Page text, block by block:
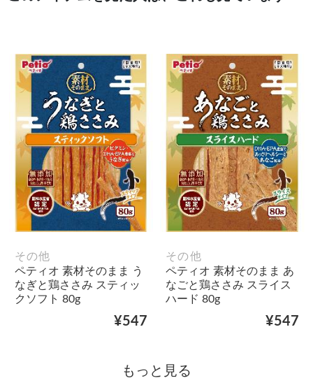
その他
ペティオ 素材そのまま う
なぎと鶏ささみ スティッ
クソフト 80g
¥547
その他
ペティオ 素材そのまま あ
なごと鶏ささみ スライス
ハード 80g
¥547
もっと見る